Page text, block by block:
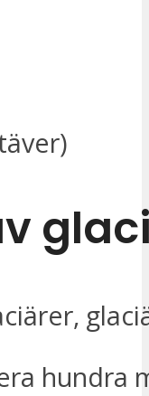
hundra